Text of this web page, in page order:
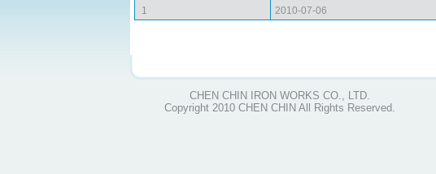
1
2010-07-06
CHEN CHIN IRON WORKS CO., LTD.
Copyright 2010 CHEN CHIN All Rights Reserved.